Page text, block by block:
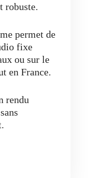
robuste.
permet de
fixe
ou sur le
en France.
rendu